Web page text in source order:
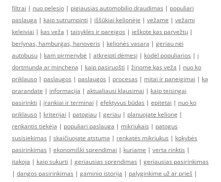
filtrai | nuo pelesio | pigiausias automobilio draudimas | populiari
paslauga | kaip sutrumpinti | iššūkiai kelionėje | vežame | vežami
keleiviai | kas veža | taisyklės ir pareigos | ieškote kas parvežtų |
berlynas, hamburgas, hanoveris | kelionės vasarą | geriau nei
autobusu | kam pirmenybė | atkreipti dėmesį | kodėl populiarios | į
dortmundą ar mincheną | kaip pasiruošti | žinome kas veža | nuo ko
priklauso | paslaugos | paslaugos | procesas | mitai ir paneigimai | ką
prarandate | informacija | aktualiausi klausimai | kaip teisingai
pasirinkti | įrankiai ir terminai | efektyvus būdas | epitetai | nuo ko
priklauso | kriterijai | patogiau | geriau | planuojate kelionę |
renkantis tiekėją | populiari paslauga | mikriukais | patogus
susisiekimas | skaičiuojate atstumą | renkatės mikriukus | kokybės
pasirinkimas | ekonomiški sprendimai | kuriame | verta rinktis |
įtakoja | kaip sukurti | geriausias sprendimas | geriausias pasirinkimas
| dangos pasirinkimas | gaminio istorija | palyginkime už ar prieš |